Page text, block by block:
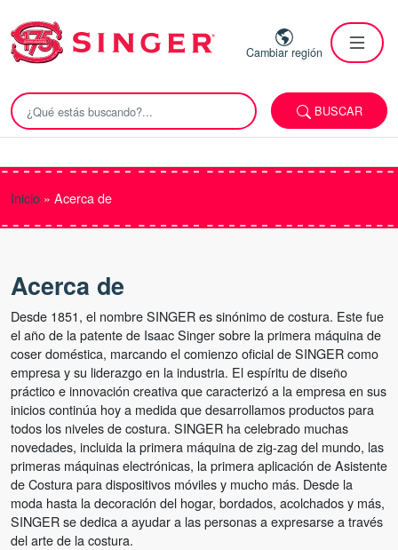
Cambiar región
BUSCAR
Inicio » Acerca de
Acerca de
Desde 1851, el nombre SINGER es sinónimo de costura. Este fue
el año de la patente de Isaac Singer sobre la primera máquina de
coser doméstica, marcando el comienzo oficial de SINGER como
empresa y su liderazgo en la industria. El espíritu de diseño
práctico e innovación creativa que caracterizó a la empresa en sus
inicios continúa hoy a medida que desarrollamos productos para
todos los niveles de costura. SINGER ha celebrado muchas
novedades, incluida la primera máquina de zig-zag del mundo, las
primeras máquinas electrónicas, la primera aplicación de Asistente
de Costura para dispositivos móviles y mucho más. Desde la
moda hasta la decoración del hogar, bordados, acolchados y más,
SINGER se dedica a ayudar a las personas a expresarse a través
del arte de la costura.